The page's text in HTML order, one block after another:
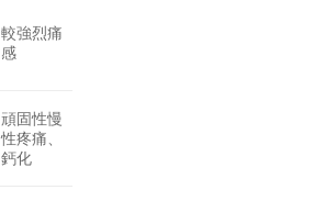
較強烈痛
感
頑固性慢
性疼痛、
鈣化